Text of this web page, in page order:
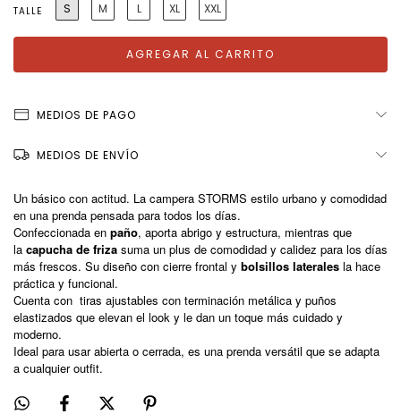
TALLE S M L XL XXL
MEDIOS DE PAGO
MEDIOS DE ENVÍO
Un básico con actitud. La campera STORMS estilo urbano y comodidad
en una prenda pensada para todos los días.
Confeccionada en paño, aporta abrigo y estructura, mientras que
la capucha de friza suma un plus de comodidad y calidez para los días
más frescos. Su diseño con cierre frontal y bolsillos laterales la hace
práctica y funcional.
Cuenta con tiras ajustables con terminación metálica y puños
elastizados que elevan el look y le dan un toque más cuidado y
moderno.
Ideal para usar abierta o cerrada, es una prenda versátil que se adapta
a cualquier outfit.